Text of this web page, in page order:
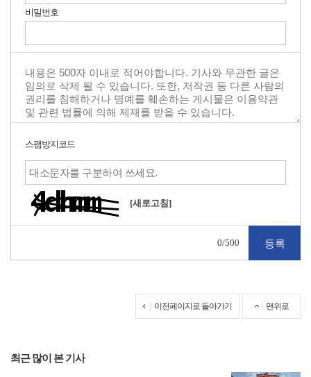
비밀번호
스팸방지코드
[새로고침]
0/500
이전페이지로 돌아가기 맨위로
최근 많이 본 기사